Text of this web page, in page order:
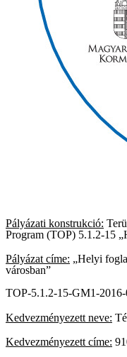
Pályázati konstrukció:
Program (TOP) 5.1.2-15
Pályázat címe: „Helyi
városban”
TOP-5.1.2-15-GM1-2016-
Kedvezményezett neve:
Kedvezményezett címe: